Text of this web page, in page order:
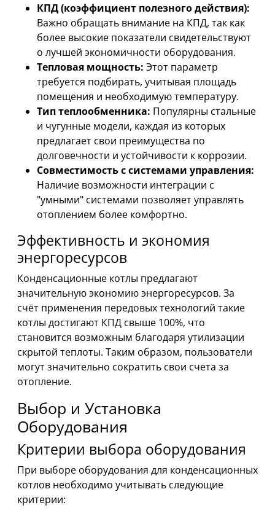
КПД (коэффициент полезного действия):
Важно обращать внимание на КПД, так как
более высокие показатели свидетельствуют
о лучшей экономичности оборудования.
Тепловая мощность: Этот параметр
требуется подбирать, учитывая площадь
помещения и необходимую температуру.
Тип теплообменника: Популярны стальные
и чугунные модели, каждая из которых
предлагает свои преимущества по
долговечности и устойчивости к коррозии.
Совместимость с системами управления:
Наличие возможности интеграции с
"умными" системами позволяет управлять
отоплением более комфортно.
Эффективность и экономия
энергоресурсов
Конденсационные котлы предлагают
значительную экономию энергоресурсов. За
счёт применения передовых технологий такие
котлы достигают КПД свыше 100%, что
становится возможным благодаря утилизации
скрытой теплоты. Таким образом, пользователи
могут значительно сократить свои счета за
отопление.
Выбор и Установка
Оборудования
Критерии выбора оборудования
При выборе оборудования для конденсационных
котлов необходимо учитывать следующие
критерии: